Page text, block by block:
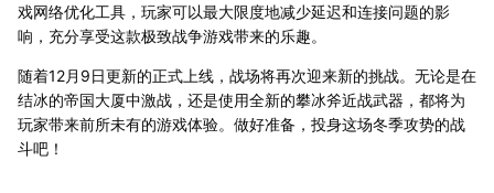
戏网络优化工具，玩家可以最大限度地减少延迟和连接问题的影
响，充分享受这款极致战争游戏带来的乐趣。
随着12月9日更新的正式上线，战场将再次迎来新的挑战。无论是在
结冰的帝国大厦中激战，还是使用全新的攀冰斧近战武器，都将为
玩家带来前所未有的游戏体验。做好准备，投身这场冬季攻势的战
斗吧！